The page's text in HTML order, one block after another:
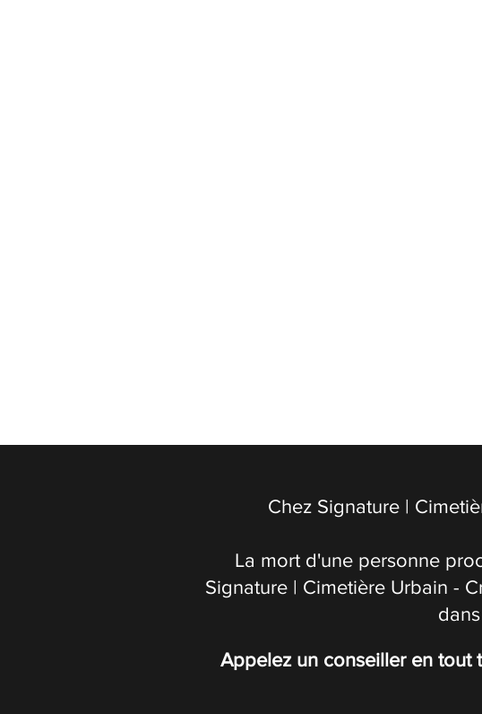
Chez Signature |
La mort d'une personne
Signature | Cimetière Urbain -
Appelez un conseiller en tout